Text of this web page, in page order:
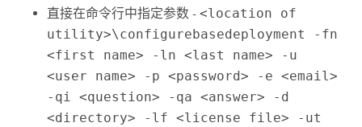
直接在命令行中指定参数 -<location of
utility>\configurebasedeployment -fn
<first name> -ln <last name> -u
<user name> -p <password> -e <email>
-qi <question> -qa <answer> -d
<directory> -lf <license file> -ut